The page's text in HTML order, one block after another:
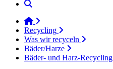
Recycling
Was wir recyceln
Bäder/Harze
Bäder- und Harz-Recycling